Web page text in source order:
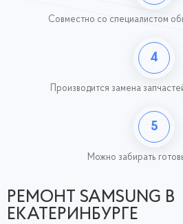
Совместно со специалистом
4
Производится замена
5
Можно забирать
РЕМОНТ SAMSUNG В
ЕКАТЕРИНБУРГЕ